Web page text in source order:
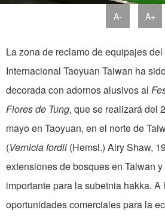
A- A+
La zona de reclamo de equipajes
Internacional Taoyuan Taiwan ha
decorada con adornos alusivos al
Flores de Tung, que se realizará del
mayo en Taoyuan, en el norte de
(Vernicia fordii (Hemsl.) Airy Shaw,
extensiones de bosques en Taiwan
importante para la subetnia hakka.
oportunidades comerciales para la